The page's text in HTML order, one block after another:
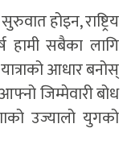
होइन, राष्ट्रिय
हामी सबैका लागि
आधार बनोस्
जिम्मेवारी बोध
उज्यालो युगको